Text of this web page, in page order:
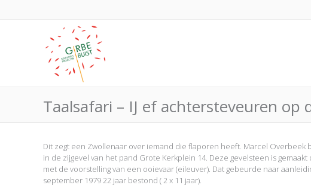
Taalsafari – IJ ef achtersteveuren op
Dit zegt een Zwollenaar over iemand die flaporen heeft. Marcel
in de zijgevel van het pand Grote Kerkplein 14. Deze gevelsteen is
met de voorstelling van een ooievaar (eileuver). Dat gebeurde naar
september 1979 22 jaar bestond ( 2 x 11 jaar).